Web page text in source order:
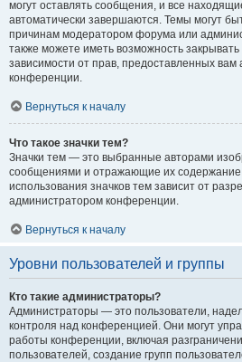
могут оставлять сообщения, и все
автоматически завершаются. Темы могут
причинам модератором форума или
также можете иметь возможность
зависимости от прав, предоставленных
конференции.
Вернуться к началу
Что такое значки тем?
Значки тем — это выбранные авторами
сообщениями и отражающие их
использования значков тем зависит от
администратором конференции.
Вернуться к началу
Уровни пользователей и группы
Кто такие администраторы?
Администраторы — это пользователи,
контроля над конференцией. Они могут
работы конференции, включая
пользователей, создание групп